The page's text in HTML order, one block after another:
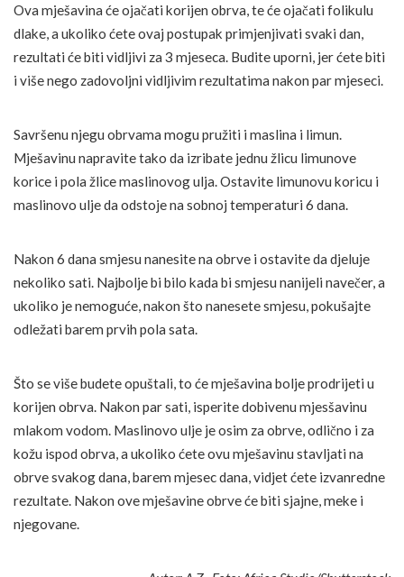
Ova mješavina će ojačati korijen obrva, te će ojačati folikulu
dlake, a ukoliko ćete ovaj postupak primjenjivati svaki dan,
rezultati će biti vidljivi za 3 mjeseca. Budite uporni, jer ćete biti
i više nego zadovoljni vidljivim rezultatima nakon par mjeseci.
Savršenu njegu obrvama mogu pružiti i maslina i limun.
Mješavinu napravite tako da izribate jednu žlicu limunove
korice i pola žlice maslinovog ulja. Ostavite limunovu koricu i
maslinovo ulje da odstoje na sobnoj temperaturi 6 dana.
Nakon 6 dana smjesu nanesite na obrve i ostavite da djeluje
nekoliko sati. Najbolje bi bilo kada bi smjesu nanijeli navečer, a
ukoliko je nemoguće, nakon što nanesete smjesu, pokušajte
odležati barem prvih pola sata.
Što se više budete opuštali, to će mješavina bolje prodrijeti u
korijen obrva. Nakon par sati, isperite dobivenu mjesšavinu
mlakom vodom. Maslinovo ulje je osim za obrve, odlično i za
kožu ispod obrva, a ukoliko ćete ovu mješavinu stavljati na
obrve svakog dana, barem mjesec dana, vidjet ćete izvanredne
rezultate. Nakon ove mješavine obrve će biti sjajne, meke i
njegovane.